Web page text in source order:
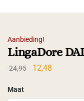
Aanbieding!
LingaDore
24,95 12,48
Maat